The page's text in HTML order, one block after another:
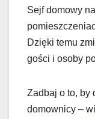
Sejf domowy
Dzięki temu
gości i osoby
Zadbaj o to, by
domownicy –